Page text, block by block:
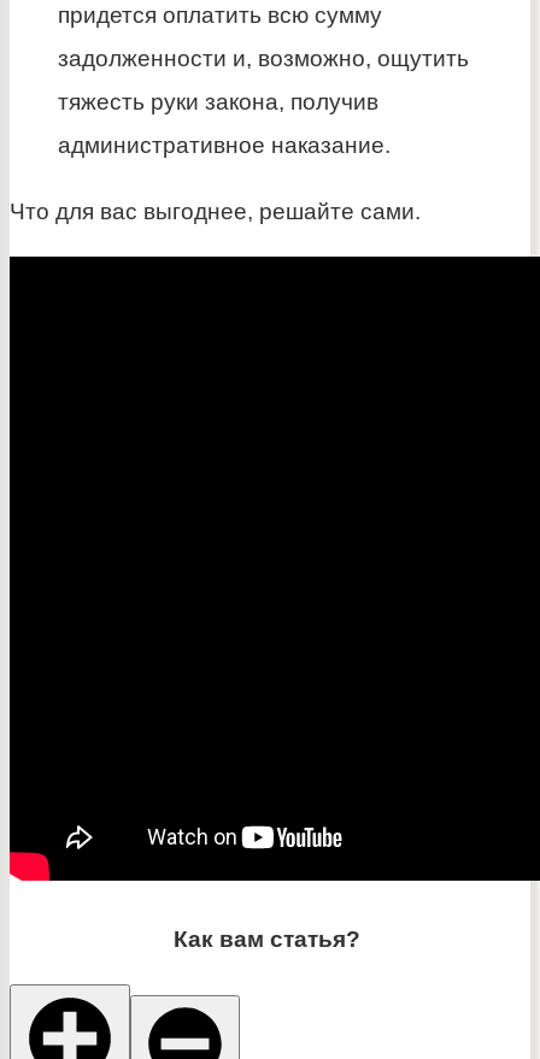
придется оплатить всю сумму
задолженности и, возможно, ощутить
тяжесть руки закона, получив
административное наказание.
Что для вас выгоднее, решайте сами.
Как вам статья?